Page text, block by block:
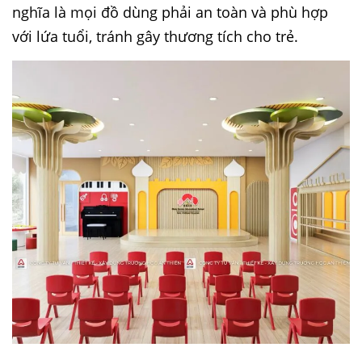
nghĩa là mọi đồ dùng phải an toàn và phù hợp
với lứa tuổi, tránh gây thương tích cho trẻ.